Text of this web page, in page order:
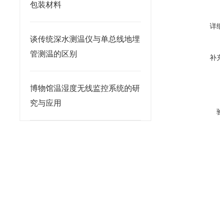
包装材料
谈传统深水测温仪与单总线地埋
管测温的区别
博物馆温湿度无线监控系统的研
究与应用
详
补